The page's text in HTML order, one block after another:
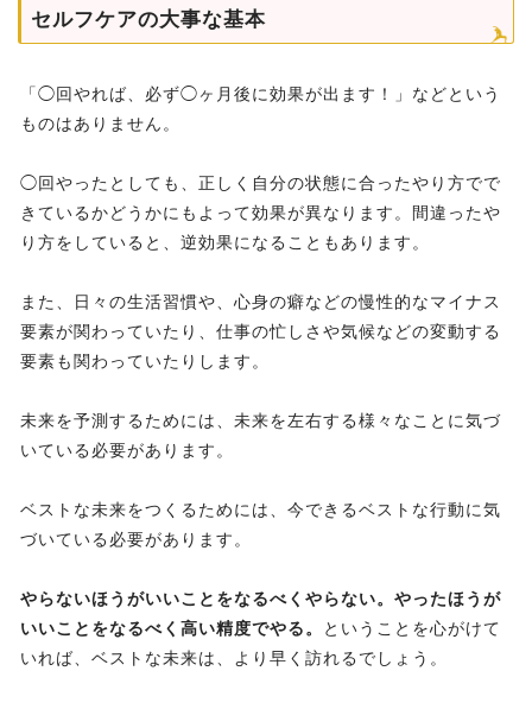
セルフケアの大事な基本
「◯回やれば、必ず◯ヶ月後に効果が出ます！」などという
ものはありません。
◯回やったとしても、正しく自分の状態に合ったやり方でで
きているかどうかにもよって効果が異なります。間違ったや
り方をしていると、逆効果になることもあります。
また、日々の生活習慣や、心身の癖などの慢性的なマイナス
要素が関わっていたり、仕事の忙しさや気候などの変動する
要素も関わっていたりします。
未来を予測するためには、未来を左右する様々なことに気づ
いている必要があります。
ベストな未来をつくるためには、今できるベストな行動に気
づいている必要があります。
やらないほうがいいことをなるべくやらない。やったほうが
いいことをなるべく高い精度でやる。
ということを心がけて
いれば、ベストな未来は、より早く訪れるでしょう。